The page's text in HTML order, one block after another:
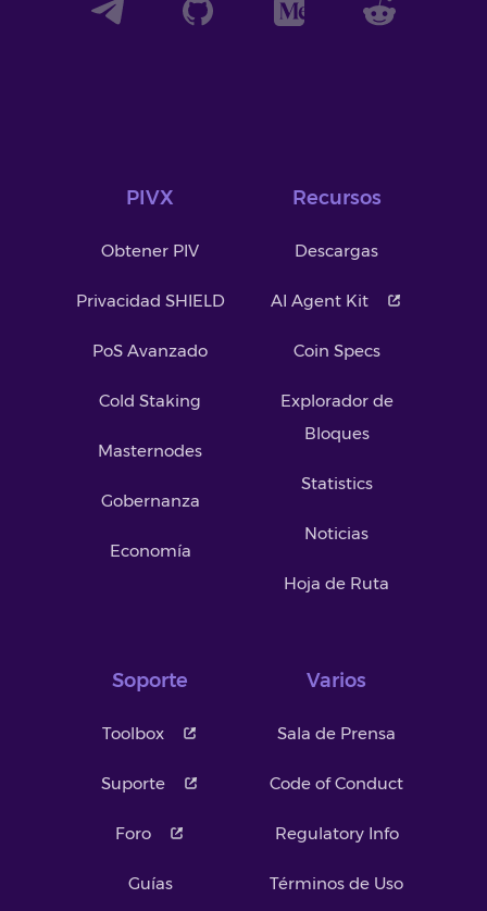
PIVX
Obtener PIV
Privacidad SHIELD
PoS Avanzado
Cold Staking
Masternodes
Gobernanza
Economía
Recursos
Descargas
AI Agent Kit
Coin Specs
Explorador de
Bloques
Statistics
Noticias
Hoja de Ruta
Soporte
Toolbox
Suporte
Foro
Guías
Varios
Sala de Prensa
Code of Conduct
Regulatory Info
Términos de Uso